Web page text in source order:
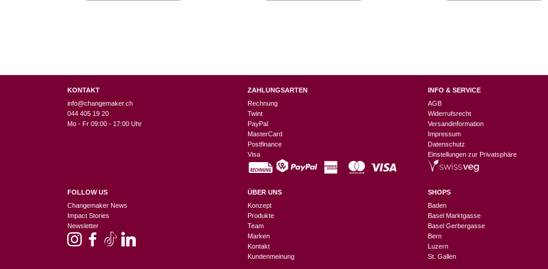
KONTAKT
info@changemaker.ch
044 405 19 20
Mo - Fr 09:00 - 17:00 Uhr
FOLLOW US
Changemaker News
Impact Stories
Newsletter
ZAHLUNGSARTEN
Rechnung
Twint
PayPal
MasterCard
Postfinance
Visa
ÜBER UNS
Konzept
Produkte
Team
Marken
Kontakt
Kundenmeinung
INFO & SERVICE
AGB
Widerrufsrecht
Versandinformation
Impressum
Datenschutz
Einstellungen zur Privatsphäre
SHOPS
Baden
Basel Marktgasse
Basel Gerbergasse
Bern
Luzern
St. Gallen